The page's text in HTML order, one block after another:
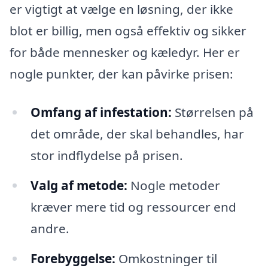
er vigtigt at vælge en løsning, der ikke
blot er billig, men også effektiv og sikker
for både mennesker og kæledyr. Her er
nogle punkter, der kan påvirke prisen:
Omfang af infestation: Størrelsen på
det område, der skal behandles, har
stor indflydelse på prisen.
Valg af metode: Nogle metoder
kræver mere tid og ressourcer end
andre.
Forebyggelse: Omkostninger til